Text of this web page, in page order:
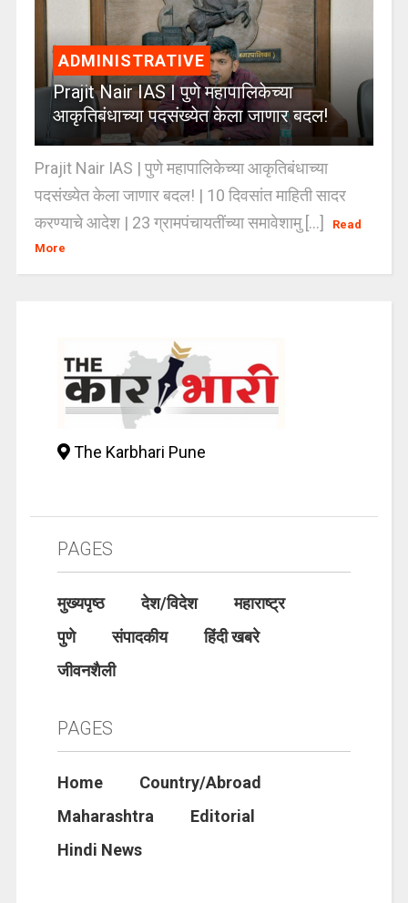
ADMINISTRATIVE
Prajit Nair IAS | पुणे महापालिकेच्या
आकृतिबंधाच्या पदसंख्येत केला जाणार बदल!
Prajit Nair IAS | पुणे महापालिकेच्या आकृतिबंधाच्या
पदसंख्येत केला जाणार बदल! | 10 दिवसांत माहिती सादर
करण्याचे आदेश | 23 ग्रामपंचायतींच्या समावेशामु [...]
Read
More
The Karbhari Pune
PAGES
मुख्यपृष्ठ देश/विदेश
महाराष्ट्र
पुणे
संपादकीय
हिंदी खबरे
जीवनशैली
PAGES
Home
Country/Abroad
Maharashtra
Editorial
Hindi News